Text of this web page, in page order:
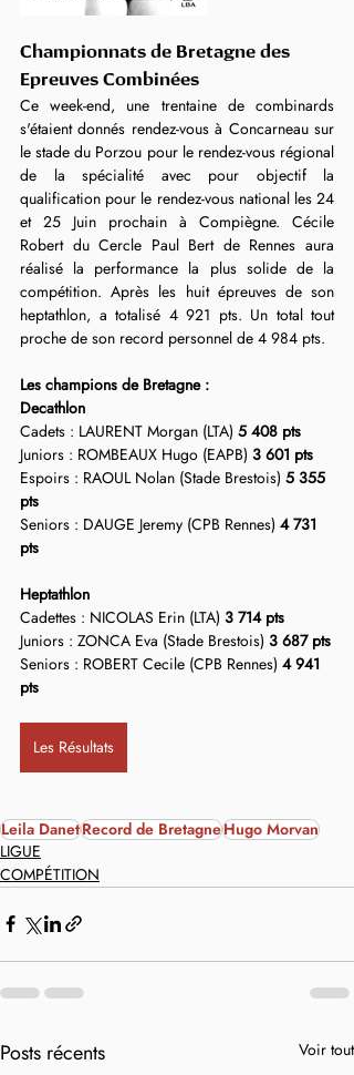
Championnats de Bretagne des
Epreuves Combinées
Ce week-end, une trentaine de combinards
s'étaient donnés rendez-vous à Concarneau sur
le stade du Porzou pour le rendez-vous régional
de la spécialité avec pour objectif la
qualification pour le rendez-vous national les 24
et 25 Juin prochain à Compiègne. Cécile
Robert du Cercle Paul Bert de Rennes aura
réalisé la performance la plus solide de la
compétition. Après les huit épreuves de son
heptathlon, a totalisé 4 921 pts. Un total tout
proche de son record personnel de 4 984 pts.
Les champions de Bretagne :
Decathlon
Cadets : LAURENT Morgan (LTA) 5 408 pts
Juniors : ROMBEAUX Hugo (EAPB) 3 601 pts
Espoirs : RAOUL Nolan (Stade Brestois) 5 355
pts
Seniors : DAUGE Jeremy (CPB Rennes) 4 731
pts
Heptathlon
Cadettes : NICOLAS Erin (LTA) 3 714 pts
Juniors : ZONCA Eva (Stade Brestois) 3 687 pts
Seniors : ROBERT Cecile (CPB Rennes) 4 941
pts
Les Résultats
Leila DanetRecord de BretagneHugo Morvan
LIGUE
COMPÉTITION
Posts récents Voir tout